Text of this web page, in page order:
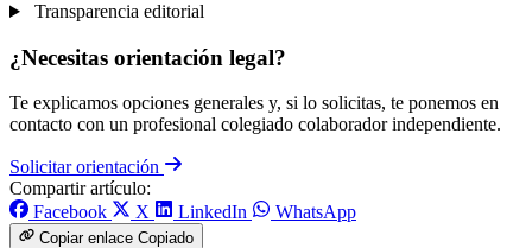
Transparencia editorial
¿Necesitas orientación legal?
Te explicamos opciones generales y, si lo solicitas, te ponemos en
contacto con un profesional colegiado colaborador independiente.
Solicitar orientación
Compartir artículo:
Facebook
X LinkedIn WhatsApp
Copiar enlace Copiado